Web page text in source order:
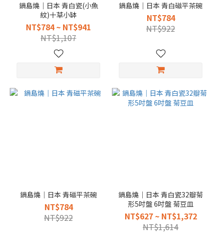
鍋島燒｜日本 青白瓷(小魚
紋)十草小缽
NT$784 ~ NT$941
NT$1,107
鍋島燒｜日本 青白磁平茶碗
NT$784
NT$922
鍋島燒｜日本 青磁平茶碗
NT$784
NT$922
鍋島燒｜日本 青白瓷32瓣菊
形5吋盤 6吋盤 菊豆皿
NT$627 ~ NT$1,372
NT$1,614